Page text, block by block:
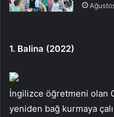
1. Balina (2022)
İngilizce öğretmeni olan
yeniden bağ kurmaya